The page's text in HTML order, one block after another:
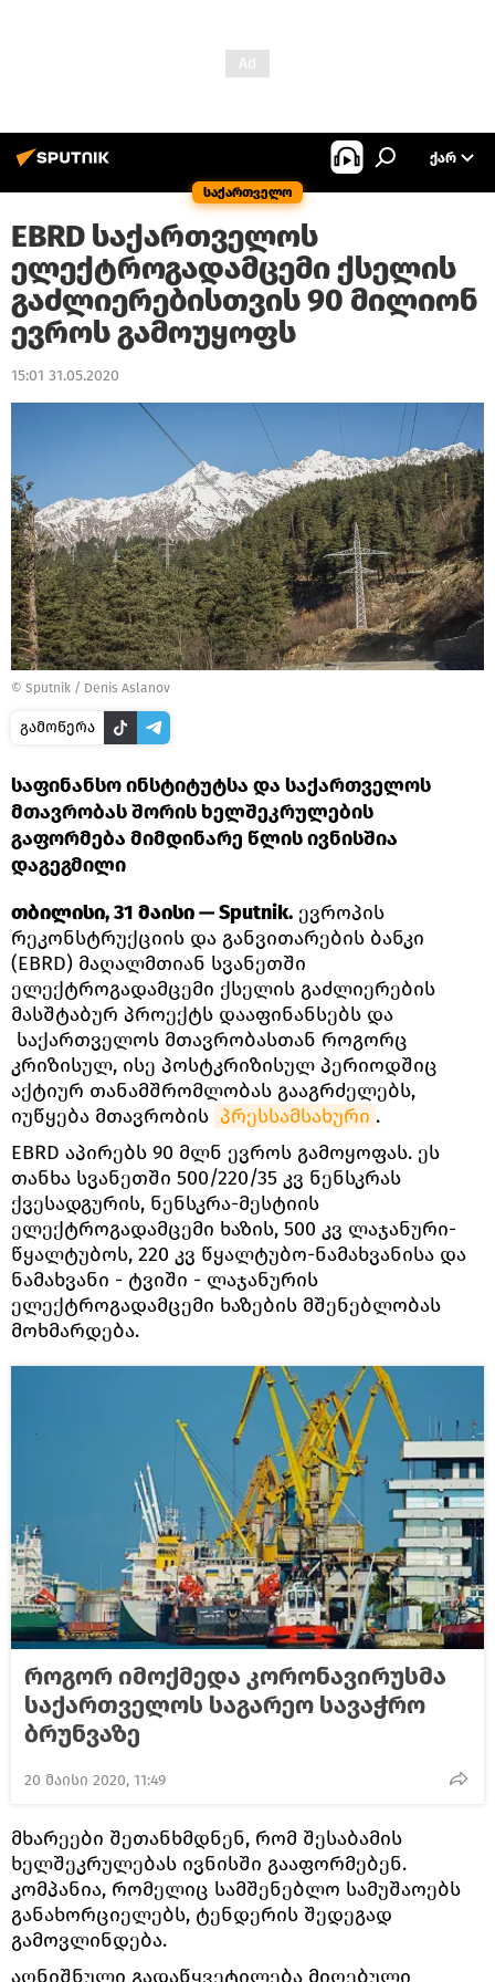
საქართველო
ᲥᲐᲠ
EBRD საქართველოს
ელექტროგადამცემი ქსელის
გაძლიერებისთვის 90 მილიონ
ევროს გამოუყოფს
15:01 31.05.2020
© Sputnik / Denis Aslanov
გამოწერა
საფინანსო ინსტიტუტსა და საქართველოს
მთავრობას შორის ხელშეკრულების
გაფორმება მიმდინარე წლის ივნისშია
დაგეგმილი
თბილისი, 31 მაისი — Sputnik. ევროპის
რეკონსტრუქციის და განვითარების ბანკი
(EBRD) მაღალმთიან სვანეთში
ელექტროგადამცემი ქსელის გაძლიერების
მასშტაბურ პროექტს დააფინანსებს და
საქართველოს მთავრობასთან როგორც
კრიზისულ, ისე პოსტკრიზისულ პერიოდშიც
აქტიურ თანამშრომლობას გააგრძელებს,
იუწყება მთავრობის პრესსამსახური .
EBRD აპირებს 90 მლნ ევროს გამოყოფას. ეს
თანხა სვანეთში 500/220/35 კვ ნენსკრას
ქვესადგურის, ნენსკრა-მესტიის
ელექტროგადამცემი ხაზის, 500 კვ ლაჯანური-
წყალტუბოს, 220 კვ წყალტუბო-ნამახვანისა და
ნამახვანი - ტვიში - ლაჯანურის
ელექტროგადამცემი ხაზების მშენებლობას
მოხმარდება.
როგორ იმოქმედა კორონავირუსმა
საქართველოს საგარეო სავაჭრო
ბრუნვაზე
20 მაისი 2020, 11:49
მხარეები შეთანხმდნენ, რომ შესაბამის
ხელშეკრულებას ივნისში გააფორმებენ.
კომპანია, რომელიც სამშენებლო სამუშაოებს
განახორციელებს, ტენდერის შედეგად
გამოვლინდება.
აღნიშნული გადაწყვეტილება მიღებული